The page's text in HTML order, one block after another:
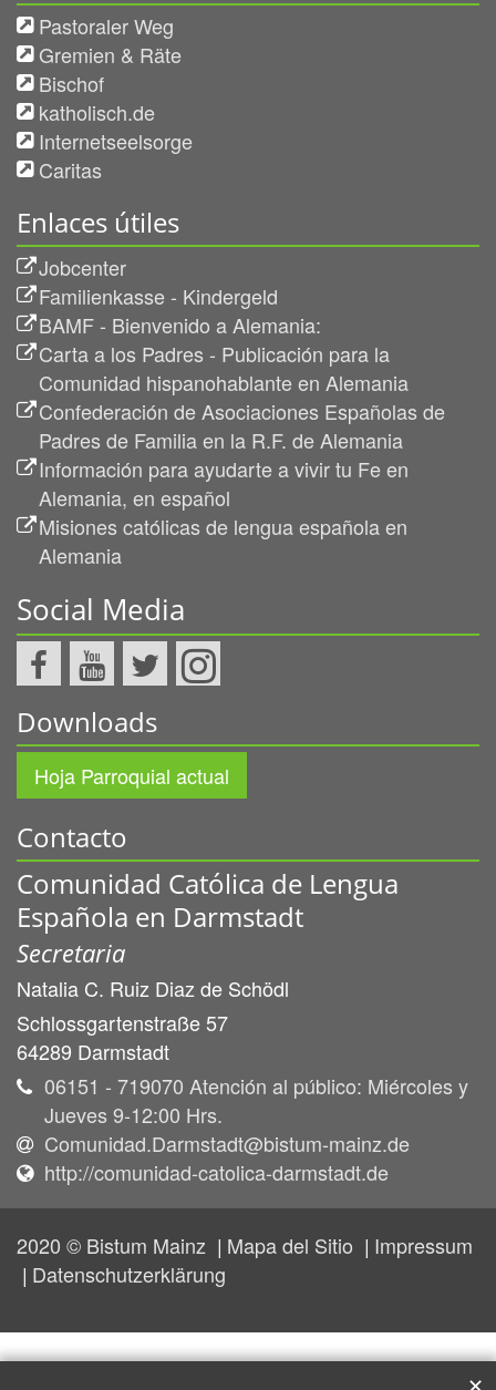
Pastoraler Weg
Gremien & Räte
Bischof
katholisch.de
Internetseelsorge
Caritas
Enlaces útiles
Jobcenter
Familienkasse - Kindergeld
BAMF - Bienvenido a Alemania:
Carta a los Padres - Publicación para la
Comunidad hispanohablante en Alemania
Confederación de Asociaciones Españolas de
Padres de Familia en la R.F. de Alemania
Información para ayudarte a vivir tu Fe en
Alemania, en español
Misiones católicas de lengua española en
Alemania
Social Media
Downloads
Hoja Parroquial actual
Contacto
Comunidad Católica de Lengua
Española en Darmstadt
Secretaria
Natalia C. Ruiz Diaz de Schödl
Schlossgartenstraße 57
64289 Darmstadt
06151 - 719070 Atención al público: Miércoles y
Jueves 9-12:00 Hrs.
Comunidad.Darmstadt@bistum-mainz.de
http://comunidad-catolica-darmstadt.de
2020 © Bistum Mainz Mapa del Sitio
Impressum
Datenschutzerklärung